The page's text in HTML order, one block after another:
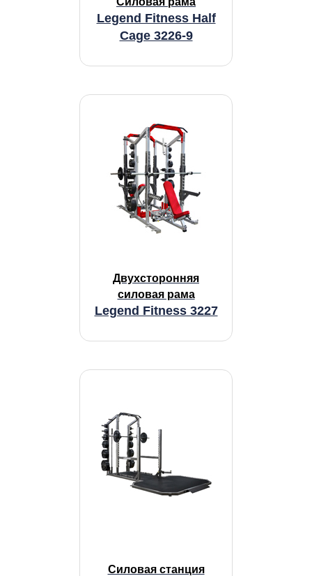
Legend Fitness Half
Cage 3226-9
Двухсторонняя
силовая рама
Legend Fitness 3227
Силовая станция